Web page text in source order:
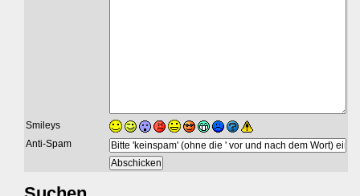
Smileys
Anti-Spam